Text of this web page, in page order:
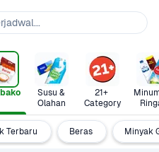
Susu &
Olahan
21+
Category
Terbaru Beras Minyak